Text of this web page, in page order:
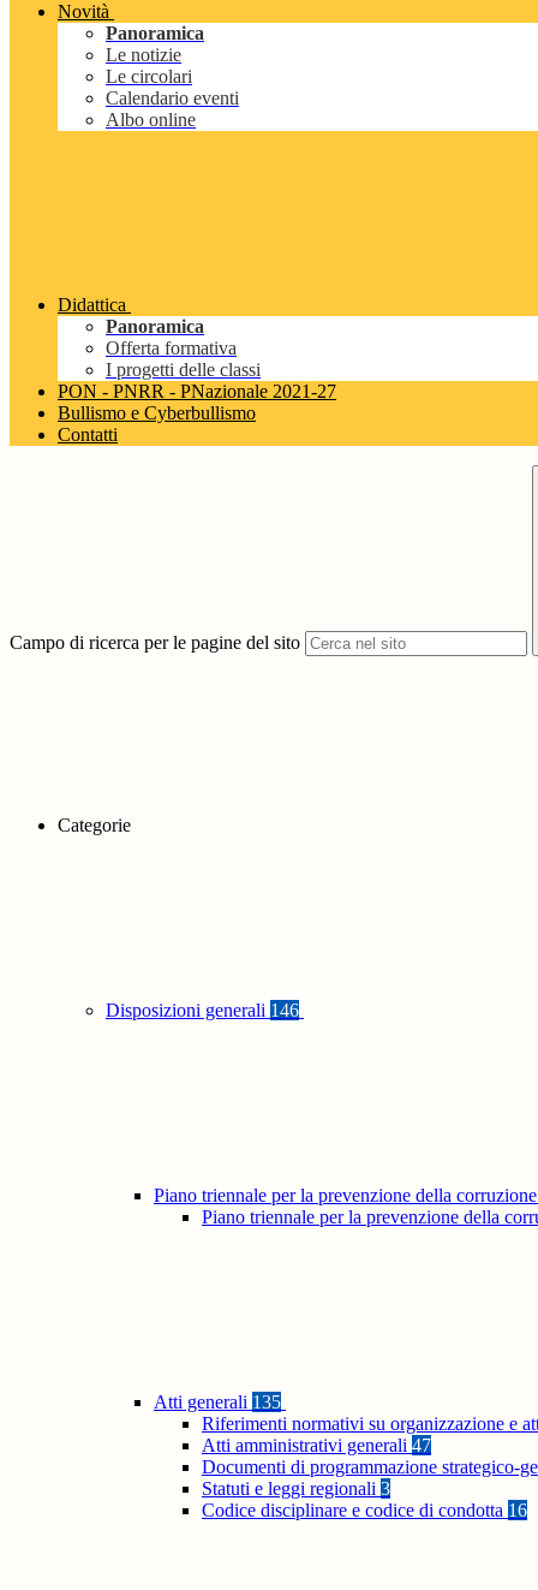
Novità
Panoramica
Le notizie
Le circolari
Calendario eventi
Albo online
Didattica
Panoramica
Offerta formativa
I progetti delle classi
PON - PNRR - PNazionale 2021-27
Bullismo e Cyberbullismo
Contatti
Campo di ricerca per le pagine del sito
Categorie
Disposizioni generali 146
Piano triennale per la prevenzione della
Piano triennale per la prevenzione della
Atti generali 135
Riferimenti normativi su organizzazione e
Atti amministrativi generali 47
Documenti di programmazione strategico-
Statuti e leggi regionali 3
Codice disciplinare e codice di condotta 16